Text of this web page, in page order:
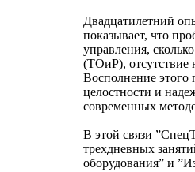
Двадцатилетний
показывает, что
управления,
(ТОиР), отсутствие
Восполнение этого
целостности и
современных
В этой связи
трехдневных
оборудования” и